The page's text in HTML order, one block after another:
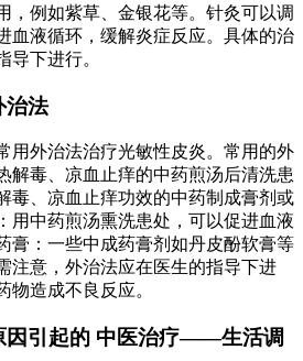
，例如紫草、金银花等。针灸可以调
血液循环，缓解炎症反应。具体的治
导下进行。
治法
用外治法治疗光敏性皮炎。常用的外
解毒、凉血止痒的中药煎汤后清洗患
毒、凉血止痒功效的中药制成膏剂或
用中药煎汤熏洗患处，可以促进血液
膏：一些中成药膏剂如丹皮酚软膏等
注意，外治法应在医生的指导下进
物造成不良反应。
因引起的 中医治疗——生活调